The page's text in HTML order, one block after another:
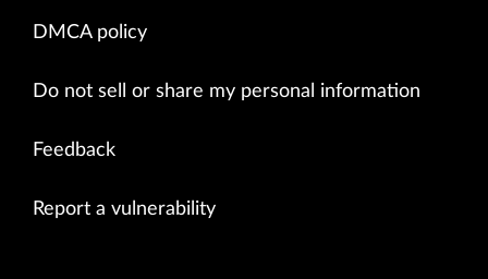
DMCA policy
Do not sell or share my personal information
Feedback
Report a vulnerability